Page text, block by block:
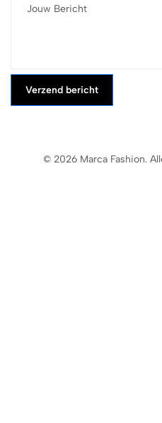
Verzend bericht
© 2026 Marca Fashion.